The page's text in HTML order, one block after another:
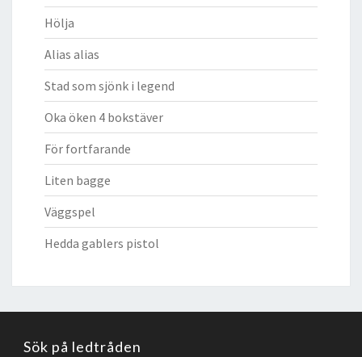
Hölja
Alias alias
Stad som sjönk i legend
Oka öken 4 bokstäver
För fortfarande
Liten bagge
Väggspel
Hedda gablers pistol
Sök på ledtråden